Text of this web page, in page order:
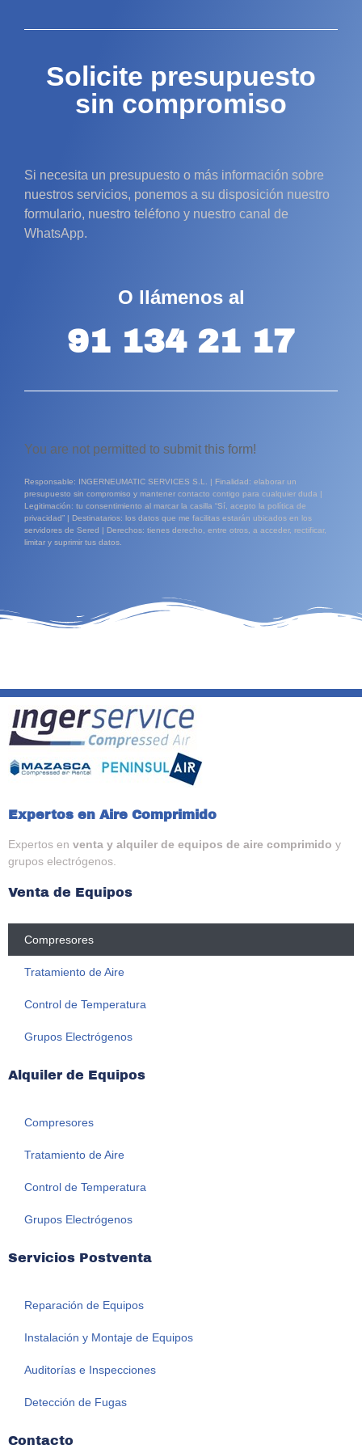
Solicite presupuesto
sin compromiso
Si necesita un presupuesto o más información sobre
nuestros servicios, ponemos a su disposición nuestro
formulario, nuestro teléfono y nuestro canal de
WhatsApp.
O llámenos al
91 134 21 17
You are not permitted to submit this form!
Responsable: INGERNEUMATIC SERVICES S.L. | Finalidad: elaborar un
presupuesto sin compromiso y mantener contacto contigo para cualquier duda |
Legitimación: tu consentimiento al marcar la casilla “Sí, acepto la política de
privacidad” | Destinatarios: los datos que me facilitas estarán ubicados en los
servidores de Sered | Derechos: tienes derecho, entre otros, a acceder, rectificar,
limitar y suprimir tus datos.
Expertos en Aire Comprimido
Expertos en venta y alquiler de equipos de aire comprimido y
grupos electrógenos.
Venta de Equipos
Compresores
Tratamiento de Aire
Control de Temperatura
Grupos Electrógenos
Alquiler de Equipos
Compresores
Tratamiento de Aire
Control de Temperatura
Grupos Electrógenos
Servicios Postventa
Reparación de Equipos
Instalación y Montaje de Equipos
Auditorías e Inspecciones
Detección de Fugas
Contacto